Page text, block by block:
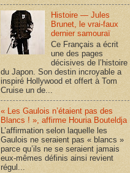
Histoire — Jules
Brunet, le vrai-faux
dernier samouraï
Ce Français a écrit
une des pages
décisives de l’histoire
du Japon. Son destin incroyable a
inspiré Hollywood et offert à Tom
Cruise un de...
« Les Gaulois n’étaient pas des
Blancs ! », affirme Houria Bouteldja
L’affirmation selon laquelle les
Gaulois ne seraient pas « blancs »
parce qu’ils ne se seraient jamais
eux-mêmes définis ainsi revient
régul...